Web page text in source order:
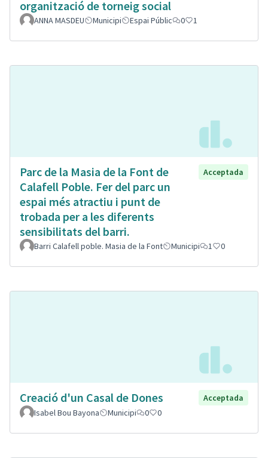
organització de torneig social
ANNA MASDEU Municipi Espai Públic 0 1
Parc de la Masia de la Font de
Calafell Poble. Fer del parc un
espai més atractiu i punt de
trobada per a les diferents
sensibilitats del barri.
Acceptada
Barri Calafell poble. Masia de la Font Municipi 1 0
Creació d'un Casal de Dones
Acceptada
Isabel Bou Bayona
Municipi 0 0